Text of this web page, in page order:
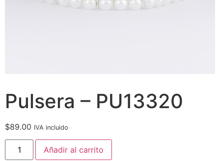
Pulsera – PU13320
$89.00 IVA incluido
Añadir al carrito